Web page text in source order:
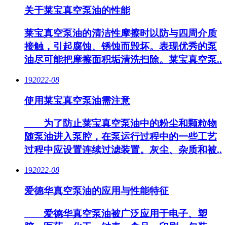
关于莱宝真空泵油的性能
莱宝真空泵油的清洁性摩擦时以防与四周介质
接触，引起腐蚀、锈蚀而毁坏。表现优秀的泵
油尽可能把摩擦面积垢清洗扫除。莱宝真空泵..
192022-08
使用莱宝真空泵油需注意
为了防止莱宝真空泵油中的粉尘和颗粒物
随泵油进入泵腔，在泵运行过程中的一些工艺
过程中应设置连续过滤装置。灰尘、杂质和被..
192022-08
爱德华真空泵油的应用与性能特征
爱德华真空泵油被广泛应用于电子、塑